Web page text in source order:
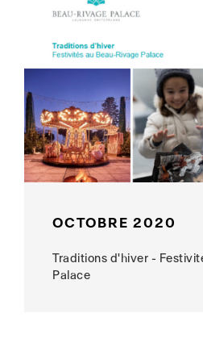
OCTOBRE 2020
Traditions d'hiver -
Palace